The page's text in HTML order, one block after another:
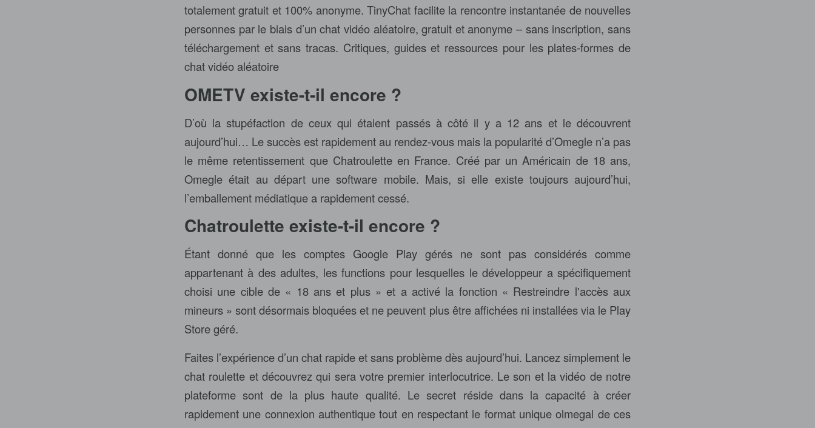
totalement gratuit et 100% anonyme. TinyChat facilite la rencontre instantanée de nouvelles
personnes par le biais d’un chat vidéo aléatoire, gratuit et anonyme – sans inscription, sans
téléchargement et sans tracas. Critiques, guides et ressources pour les plates-formes de
chat vidéo aléatoire
OMETV existe-t-il encore ?
D’où la stupéfaction de ceux qui étaient passés à côté il y a 12 ans et le découvrent
aujourd’hui… Le succès est rapidement au rendez-vous mais la popularité d’Omegle n’a pas
le même retentissement que Chatroulette en France. Créé par un Américain de 18 ans,
Omegle était au départ une software mobile. Mais, si elle existe toujours aujourd’hui,
l’emballement médiatique a rapidement cessé.
Chatroulette existe-t-il encore ?
Étant donné que les comptes Google Play gérés ne sont pas considérés comme
appartenant à des adultes, les functions pour lesquelles le développeur a spécifiquement
choisi une cible de « 18 ans et plus » et a activé la fonction « Restreindre l'accès aux
mineurs » sont désormais bloquées et ne peuvent plus être affichées ni installées via le Play
Store géré.
Faites l’expérience d’un chat rapide et sans problème dès aujourd’hui. Lancez simplement le
chat roulette et découvrez qui sera votre premier interlocutrice. Le son et la vidéo de notre
plateforme sont de la plus haute qualité. Le secret réside dans la capacité à créer
rapidement une connexion authentique tout en respectant le format uniqueolmegal de ces